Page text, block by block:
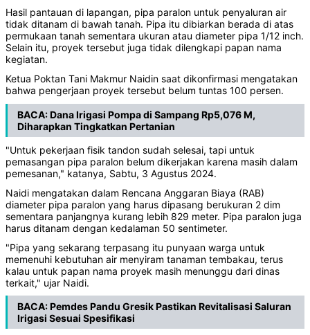
Hasil pantauan di lapangan, pipa paralon untuk penyaluran air
tidak ditanam di bawah tanah. Pipa itu dibiarkan berada di atas
permukaan tanah sementara ukuran atau diameter pipa 1/12 inch.
Selain itu, proyek tersebut juga tidak dilengkapi papan nama
kegiatan.
Ketua Poktan Tani Makmur Naidin saat dikonfirmasi mengatakan
bahwa pengerjaan proyek tersebut belum tuntas 100 persen.
BACA:Dana Irigasi Pompa di Sampang Rp5,076 M,
Diharapkan Tingkatkan Pertanian
"Untuk pekerjaan fisik tandon sudah selesai, tapi untuk
pemasangan pipa paralon belum dikerjakan karena masih dalam
pemesanan," katanya, Sabtu, 3 Agustus 2024.
Naidi mengatakan dalam Rencana Anggaran Biaya (RAB)
diameter pipa paralon yang harus dipasang berukuran 2 dim
sementara panjangnya kurang lebih 829 meter. Pipa paralon juga
harus ditanam dengan kedalaman 50 sentimeter.
"Pipa yang sekarang terpasang itu punyaan warga untuk
memenuhi kebutuhan air menyiram tanaman tembakau, terus
kalau untuk papan nama proyek masih menunggu dari dinas
terkait," ujar Naidi.
BACA:Pemdes Pandu Gresik Pastikan Revitalisasi Saluran
Irigasi Sesuai Spesifikasi